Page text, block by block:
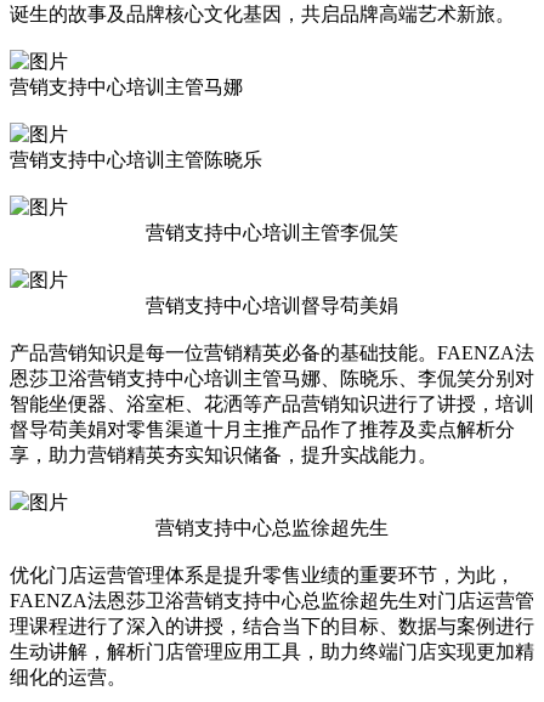
诞生的故事及品牌核心文化基因，共启品牌高端艺术新旅。
营销支持中心培训主管马娜
营销支持中心培训主管陈晓乐
营销支持中心培训主管李侃笑
营销支持中心培训督导苟美娟
产品营销知识是每一位营销精英必备的基础技能。FAENZA法
恩莎卫浴营销支持中心培训主管马娜、陈晓乐、李侃笑分别对
智能坐便器、浴室柜、花洒等产品营销知识进行了讲授，培训
督导苟美娟对零售渠道十月主推产品作了推荐及卖点解析分
享，助力营销精英夯实知识储备，提升实战能力。
营销支持中心总监徐超先生
优化门店运营管理体系是提升零售业绩的重要环节，为此，
FAENZA法恩莎卫浴营销支持中心总监徐超先生对门店运营管
理课程进行了深入的讲授，结合当下的目标、数据与案例进行
生动讲解，解析门店管理应用工具，助力终端门店实现更加精
细化的运营。